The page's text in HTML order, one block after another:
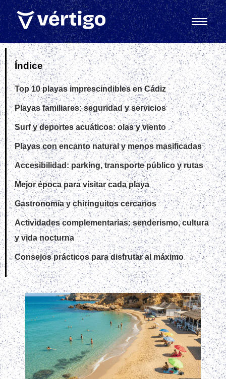
Índice
Top 10 playas imprescindibles en Cádiz
Playas familiares: seguridad y servicios
Surf y deportes acuáticos: olas y viento
Playas con encanto natural y menos masificadas
Accesibilidad: parking, transporte público y rutas
Mejor época para visitar cada playa
Gastronomía y chiringuitos cercanos
Actividades complementarias: senderismo, cultura
y vida nocturna
Consejos prácticos para disfrutar al máximo